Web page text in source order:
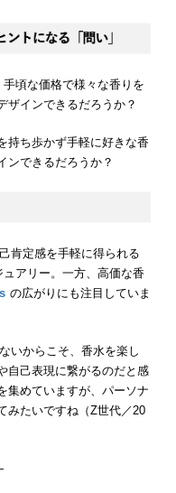
頃な価格で様々な香りを
ザインできるだろうか？
持ち歩かず手軽に好きな香
ンできるだろうか？
肯定感を手軽に得られる
アリー。一方、高価な香
の広がりにも注目していま
いからこそ、香水を楽し
自己表現に繋がるのだと感
集めていますが、パーソナ
みたいですね（Z世代／20